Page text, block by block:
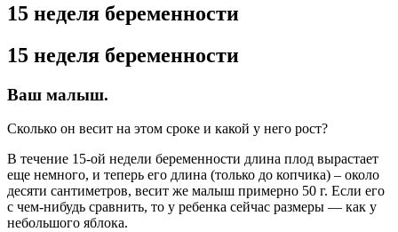
15 неделя беременности
15 неделя беременности
Ваш малыш.
Сколько он весит на этом сроке и какой у него рост?
В течение 15-ой недели беременности длина плод вырастает
еще немного, и теперь его длина (только до копчика) – около
десяти сантиметров, весит же малыш примерно 50 г. Если его
с чем-нибудь сравнить, то у ребенка сейчас размеры — как у
небольшого яблока.